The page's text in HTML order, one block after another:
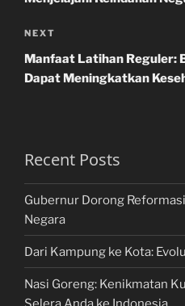
Next
Post
NEXT
Manfaat Latihan Reguler:
Dapat Meningkatkan
Recent Posts
Gubernur Dorong
Negara
Dari Kampung ke Kota:
Nasi Goreng: Kenikmatan